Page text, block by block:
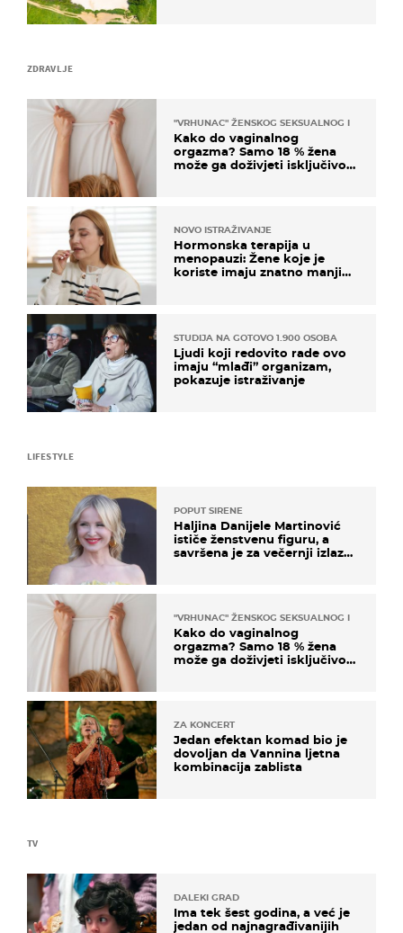
ZDRAVLJE
"VRHUNAC" ŽENSKOG SEKSUALNOG ISKUSTVA
Kako do vaginalnog
orgazma? Samo 18 % žena
može ga doživjeti isključivo
NOVO ISTRAŽIVANJE
Hormonska terapija u
menopauzi: Žene koje je
koriste imaju znatno manji
STUDIJA NA GOTOVO 1.900 OSOBA
Ljudi koji redovito rade ovo
imaju “mlađi” organizam,
pokazuje istraživanje
TV
DALEKI GRAD
Ima tek šest godina, a već je
jedan od najnagrađivanijih
LIFESTYLE
POPUT SIRENE
Haljina Danijele Martinović
ističe ženstvenu figuru, a
savršena je za večernji izlazak
"VRHUNAC" ŽENSKOG SEKSUALNOG ISKUSTVA
Kako do vaginalnog
orgazma? Samo 18 % žena
može ga doživjeti isključivo
ZA KONCERT
Jedan efektan komad bio je
dovoljan da Vannina ljetna
kombinacija zablista